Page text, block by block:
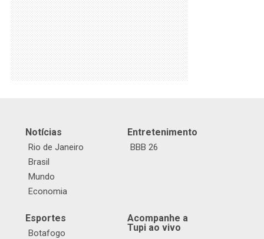
Notícias
Rio de Janeiro
Brasil
Mundo
Economia
Entretenimento
BBB 26
Esportes
Botafogo
Acompanhe a
Tupi ao vivo